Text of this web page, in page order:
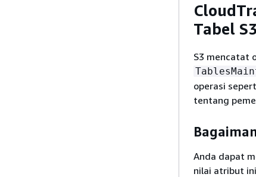
Tabel S3
S3 mencatat
operasi
tentang
Anda dapat
nilai atribut